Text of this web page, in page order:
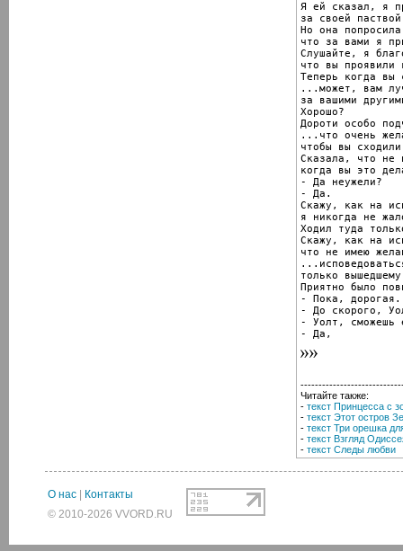
Я ей сказал, я
за своей
Но она
что за вами я
Слушайте, я
что вы проявили
Теперь когда
...может, вам
за вашими
Хорошо?
Дороти особо
...что очень
чтобы вы
Сказала, что не
когда вы это
- Да неужели?
- Да.
Скажу, как на
я никогда не
Ходил туда
Скажу, как на
что не имею
только
Приятно было
- Пока, дорогая.
- До скорого,
- Уолт, сможешь
- Да,
Читайте также:
- текст Принцесса с
- текст Этот остров
- текст Три орешка
- текст Взгляд
- текст Следы любви
О нас
Контакты
© 2010-2026 VVORD.RU